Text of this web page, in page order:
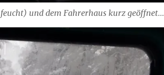
und dem Fahrerhaus kurz geöffnet…